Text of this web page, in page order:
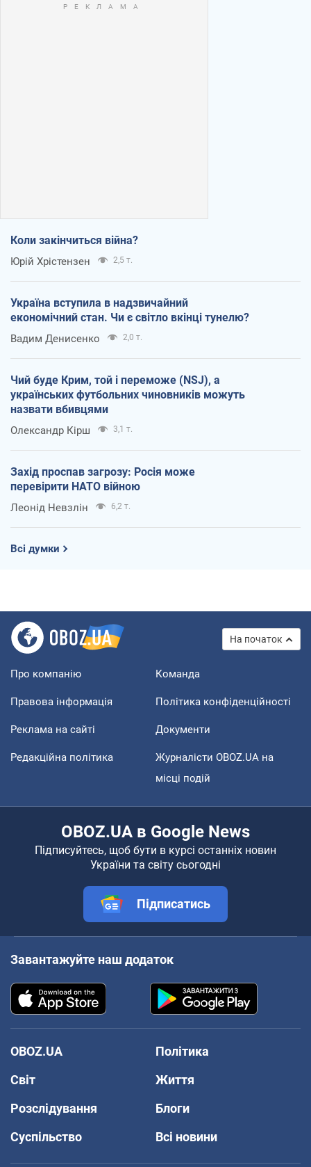
Коли закінчиться війна?
Юрій Хрістензен 2,5 т.
Україна вступила в надзвичайний
економічний стан. Чи є світло вкінці тунелю?
Вадим Денисенко 2,0 т.
Чий буде Крим, той і переможе (NSJ), а
українських футбольних чиновників можуть
назвати вбивцями
Олександр Кірш 3,1 т.
Захід проспав загрозу: Росія може
перевірити НАТО війною
Леонід Невзлін 6,2 т.
Всі думки
На початок
Про компанію Команда
Правова інформація Політика конфіденційності
Реклама на сайті Документи
Редакційна політика
Журналісти OBOZ.UA на
місці подій
OBOZ.UA в Google News
Підписуйтесь, щоб бути в курсі останніх новин
України та світу сьогодні
Підписатись
Завантажуйте наш додаток
OBOZ.UA
Політика
Світ
Життя
Розслідування
Блоги
Суспільство
Всі новини